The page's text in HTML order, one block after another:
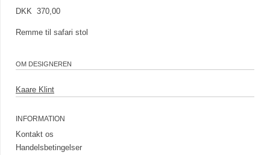
DKK 370,00
Remme til safari stol
OM DESIGNEREN
Kaare Klint
INFORMATION
Kontakt os
Handelsbetingelser